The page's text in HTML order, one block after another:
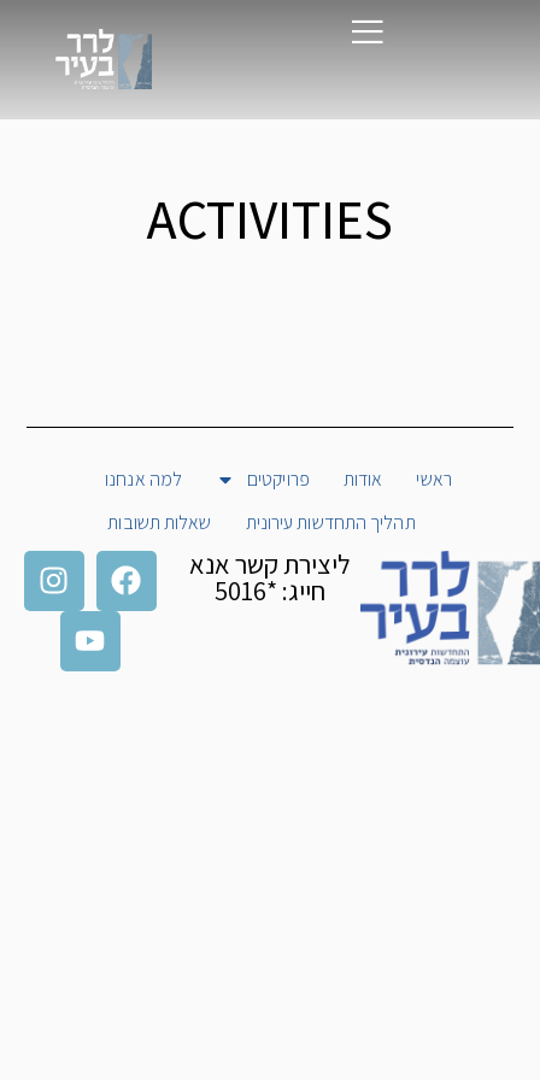
ACTIVITIES
ראשי אודות פרויקטים
למה אנחנו
תהליך התחדשות עירונית
שאלות תשובות
ליצירת קשר אנא
חייג: *5016